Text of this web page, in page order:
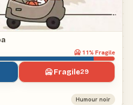
🥶11% Fragile
🥶 Fragile29
Humour noir